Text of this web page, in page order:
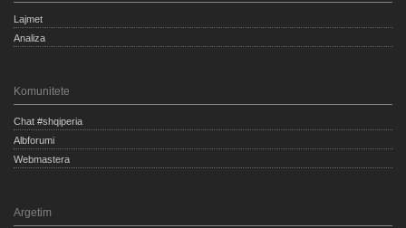
Lajmet
Analiza
Komunitete
Chat #shqiperia
Albforumi
Webmastera
Argetim